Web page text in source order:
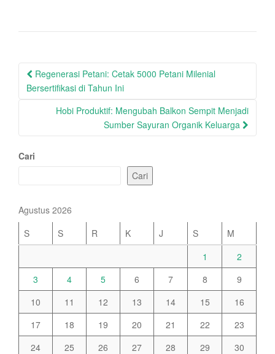
Post
navigation
Regenerasi Petani: Cetak 5000 Petani Milenial
Bersertifikasi di Tahun Ini
Hobi Produktif: Mengubah Balkon Sempit Menjadi
Sumber Sayuran Organik Keluarga
Cari
Cari
Agustus 2026
S
S R K J S
M
1
2
3
4 5 6 7 8
9
10
11 12 13 14 15
16
17
18 19 20 21 22
23
24
25 26 27 28 29
30